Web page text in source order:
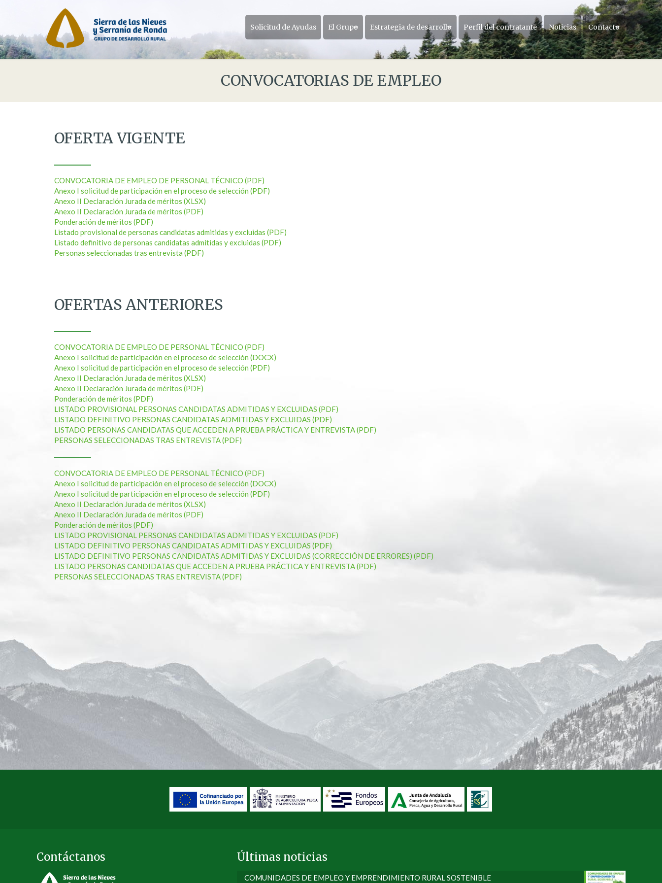
Solicitud de Ayudas El Grupo Estrategia de desarrollo Perfil del contratante Noticias Contacto
CONVOCATORIAS DE EMPLEO
OFERTA VIGENTE
CONVOCATORIA DE EMPLEO DE PERSONAL TÉCNICO (PDF)
Anexo I solicitud de participación en el proceso de selección (PDF)
Anexo II Declaración Jurada de méritos (XLSX)
Anexo II Declaración Jurada de méritos (PDF)
Ponderación de méritos (PDF)
Listado provisional de personas candidatas admitidas y excluidas (PDF)
Listado definitivo de personas candidatas admitidas y excluidas (PDF)
Personas seleccionadas tras entrevista (PDF)
OFERTAS ANTERIORES
CONVOCATORIA DE EMPLEO DE PERSONAL TÉCNICO (PDF)
Anexo I solicitud de participación en el proceso de selección (DOCX)
Anexo I solicitud de participación en el proceso de selección (PDF)
Anexo II Declaración Jurada de méritos (XLSX)
Anexo II Declaración Jurada de méritos (PDF)
Ponderación de méritos (PDF)
LISTADO PROVISIONAL PERSONAS CANDIDATAS ADMITIDAS Y EXCLUIDAS (PDF)
LISTADO DEFINITIVO PERSONAS CANDIDATAS ADMITIDAS Y EXCLUIDAS (PDF)
LISTADO PERSONAS CANDIDATAS QUE ACCEDEN A PRUEBA PRÁCTICA Y ENTREVISTA (PDF)
PERSONAS SELECCIONADAS TRAS ENTREVISTA (PDF)
CONVOCATORIA DE EMPLEO DE PERSONAL TÉCNICO (PDF)
Anexo I solicitud de participación en el proceso de selección (DOCX)
Anexo I solicitud de participación en el proceso de selección (PDF)
Anexo II Declaración Jurada de méritos (XLSX)
Anexo II Declaración Jurada de méritos (PDF)
Ponderación de méritos (PDF)
LISTADO PROVISIONAL PERSONAS CANDIDATAS ADMITIDAS Y EXCLUIDAS (PDF)
LISTADO DEFINITIVO PERSONAS CANDIDATAS ADMITIDAS Y EXCLUIDAS (PDF)
LISTADO DEFINITIVO PERSONAS CANDIDATAS ADMITIDAS Y EXCLUIDAS (CORRECCIÓN DE ERRORES) (PDF)
LISTADO PERSONAS CANDIDATAS QUE ACCEDEN A PRUEBA PRÁCTICA Y ENTREVISTA (PDF)
PERSONAS SELECCIONADAS TRAS ENTREVISTA (PDF)
Contáctanos Últimas noticias
COMUNIDADES DE EMPLEO Y EMPRENDIMIENTO RURAL SOSTENIBLE